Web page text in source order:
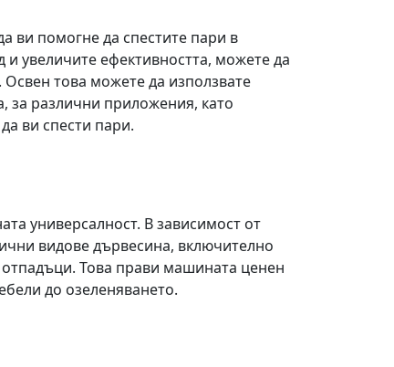
помогне да спестите пари в
увеличите ефективността, можете да
Освен това можете да използвате
за различни приложения, като
ви спести пари.
универсалност. В зависимост от
видове дървесина, включително
Това прави машината ценен
до озеленяването.